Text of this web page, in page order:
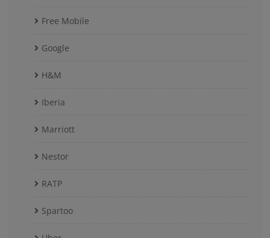
Free Mobile
Google
H&M
Iberia
Marriott
Nestor
RATP
Spartoo